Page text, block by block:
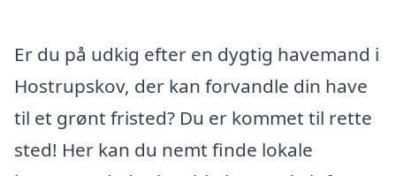
Er du på udkig efter en dygtig havemand i
Hostrupskov, der kan forvandle din have
til et grønt fristed? Du er kommet til rette
sted! Her kan du nemt finde lokale